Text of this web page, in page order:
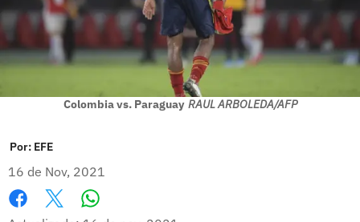
Colombia vs. Paraguay RAUL ARBOLEDA/AFP
Por: EFE
16 de Nov, 2021
Facebook
X